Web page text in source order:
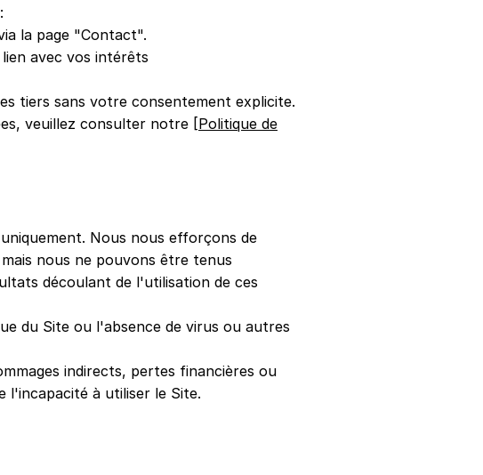
la page "Contact".
avec vos intérêts
tiers sans votre consentement explicite.
veuillez consulter notre [Politique de
Nous nous efforçons de
nous ne pouvons être tenus
découlant de l'utilisation de ces
du Site ou l'absence de virus ou autres
indirects, pertes financières ou
l'incapacité à utiliser le Site.